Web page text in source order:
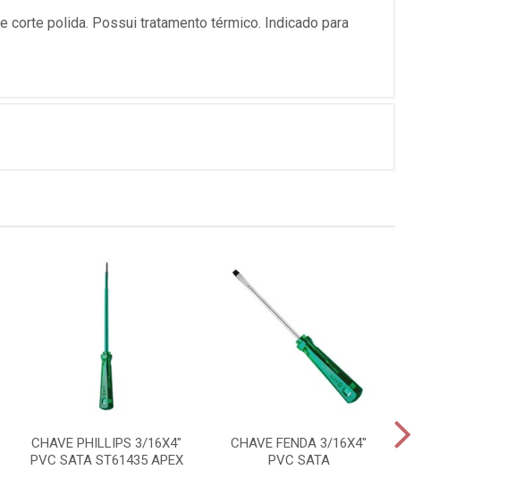
corte polida. Possui tratamento térmico. Indicado para
CHAVE PHILLIPS 3/16X4"
PVC SATA ST61435 APEX
CHAVE FENDA 3/16X4"
PVC SATA